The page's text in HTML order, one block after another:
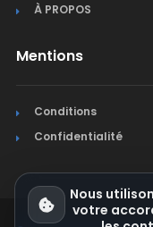
À PROPOS
Mentions
Conditions
Confidentialité
Nous
votre